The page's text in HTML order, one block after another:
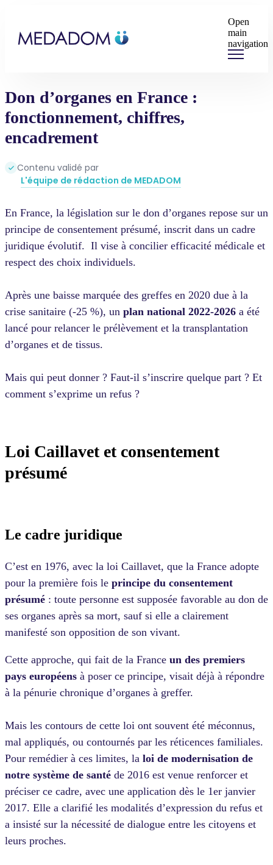
Open
main
navigation
Don d’organes en France :
fonctionnement, chiffres,
encadrement
Contenu validé par
L'équipe de rédaction de MEDADOM
En France, la législation sur le don d’organes repose sur un
principe de consentement présumé, inscrit dans un cadre
juridique évolutif. Il vise à concilier efficacité médicale et
respect des choix individuels.
Après une baisse marquée des greffes en 2020 due à la
crise sanitaire (-25 %), un plan national 2022-2026 a été
lancé pour relancer le prélèvement et la transplantation
d’organes et de tissus.
Mais qui peut donner ? Faut-il s’inscrire quelque part ? Et
comment s’exprime un refus ?
Loi Caillavet et consentement
présumé
Le cadre juridique
C’est en 1976, avec la loi Caillavet, que la France adopte
pour la première fois le principe du consentement
présumé : toute personne est supposée favorable au don de
ses organes après sa mort, sauf si elle a clairement
manifesté son opposition de son vivant.
Cette approche, qui fait de la France un des premiers
pays européens à poser ce principe, visait déjà à répondre
à la pénurie chronique d’organes à greffer.
Mais les contours de cette loi ont souvent été méconnus,
mal appliqués, ou contournés par les réticences familiales.
Pour remédier à ces limites, la loi de modernisation de
notre système de santé de 2016 est venue renforcer et
préciser ce cadre, avec une application dès le 1er janvier
2017. Elle a clarifié les modalités d’expression du refus et
a insisté sur la nécessité de dialogue entre les citoyens et
leurs proches.